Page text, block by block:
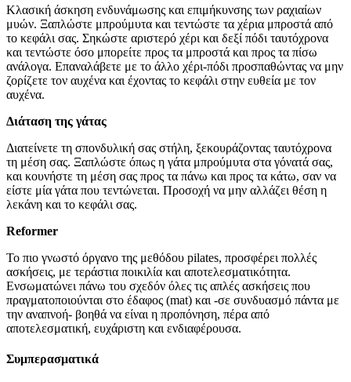
Κλασική άσκηση ενδυνάμωσης και επιμήκυνσης των ραχιαίων
μυών. Ξαπλώστε μπρούμυτα και τεντώστε τα χέρια μπροστά από
το κεφάλι σας. Σηκώστε αριστερό χέρι και δεξί πόδι ταυτόχρονα
και τεντώστε όσο μπορείτε προς τα μπροστά και προς τα πίσω
ανάλογα. Επαναλάβετε με το άλλο χέρι-πόδι προσπαθώντας να μην
ζορίζετε τον αυχένα και έχοντας το κεφάλι στην ευθεία με τον
αυχένα.
Διάταση της γάτας
Διατείνετε τη σπονδυλική σας στήλη, ξεκουράζοντας ταυτόχρονα
τη μέση σας. Ξαπλώστε όπως η γάτα μπρούμυτα στα γόνατά σας,
και κουνήστε τη μέση σας προς τα πάνω και προς τα κάτω, σαν να
είστε μία γάτα που τεντώνεται. Προσοχή να μην αλλάζει θέση η
λεκάνη και το κεφάλι σας.
Reformer
Το πιο γνωστό όργανο της μεθόδου pilates, προσφέρει πολλές
ασκήσεις, με τεράστια ποικιλία και αποτελεσματικότητα.
Ενσωματώνει πάνω του σχεδόν όλες τις απλές ασκήσεις που
πραγματοποιούνται στο έδαφος (mat) και -σε συνδυασμό πάντα με
την αναπνοή- βοηθά να είναι η προπόνηση, πέρα από
αποτελεσματική, ευχάριστη και ενδιαφέρουσα.
Συμπερασματικά